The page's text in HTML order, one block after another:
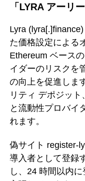
「LYRA アーリ
Lyra
た価格設定による
Ethereum ベース
イダーのリスクを
の向上を促進しま
リティ デポジッ
と流動性プロバイ
れます。
偽サイト register-
導入者として登録
し、24 時間以内